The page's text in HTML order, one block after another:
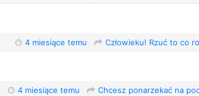
4 miesiące temu Człowieku! Rzuć to co
4 miesiące temu Chcesz ponarzekać na